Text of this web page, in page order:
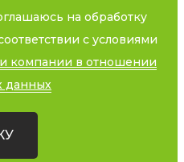
на обработку
с условиями
компании в отношении
данных